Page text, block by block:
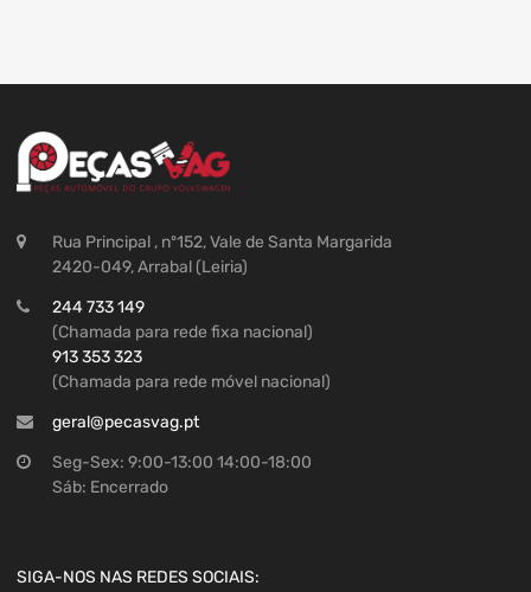
Rua Principal , nº152, Vale de Santa Margarida
2420-049, Arrabal (Leiria)
244 733 149
(Chamada para rede fixa nacional)
913 353 323
(Chamada para rede móvel nacional)
geral@pecasvag.pt
Seg-Sex: 9:00-13:00 14:00-18:00
Sáb: Encerrado
SIGA-NOS NAS REDES SOCIAIS: